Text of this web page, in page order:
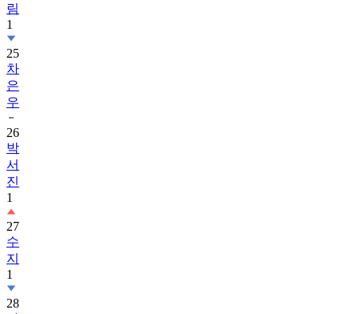
림
1
25
차
은
우
26
박
서
진
1
27
수
지
1
28